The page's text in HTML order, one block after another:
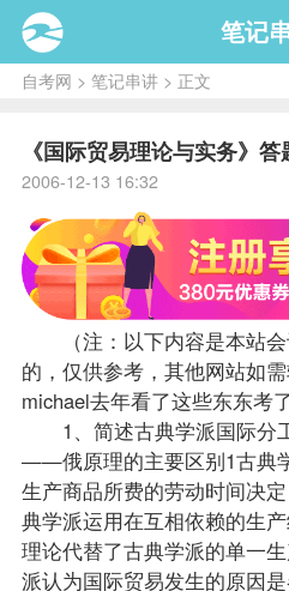
笔记
自考网 > 笔记串讲> 正文
《国际贸易理论与实务》
2006-12-13 16:32
（注：以下内容是本站
的，仅供参考，其他网站如
michael去年看了这些东东考了
1、简述古典学派国际分
——俄原理的主要区别1古典
生产商品所费的劳动时间决
典学派运用在互相依赖的生
理论代替了古典学派的单一
派认为国际贸易发生的原因